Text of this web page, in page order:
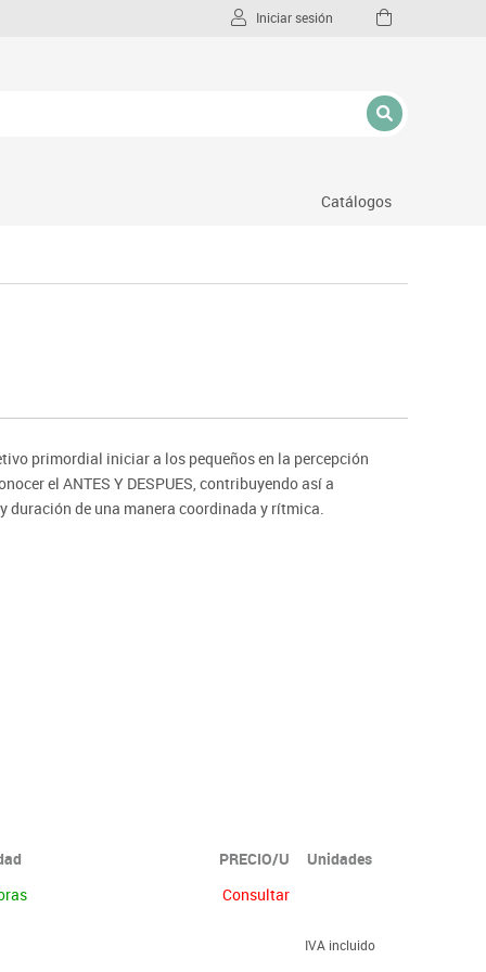
Iniciar sesión
Catálogos
primordial iniciar a los pequeños en la percepción
el ANTES Y DESPUES, contribuyendo así a
duración de una manera coordinada y rítmica.
PRECIO/U
Unidades
Consultar
IVA incluido